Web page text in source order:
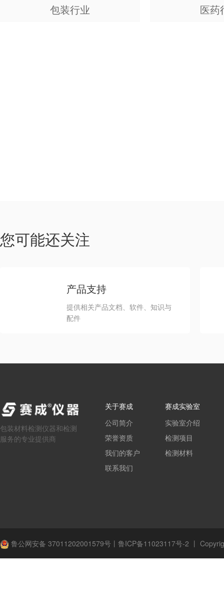
包装行业 医药
您可能还关注
产品支持
提供相关产品文档、软件、知识与
配件
包装材料检测仪器和检测
服务的专业提供商
关于赛成
公司简介
荣誉资质
我们的客户
联系我们
赛成实验室
实验室介绍
检测项目
检测材料
鲁公网安备 37011202001579号 丨 鲁ICP备11023117号-2 丨